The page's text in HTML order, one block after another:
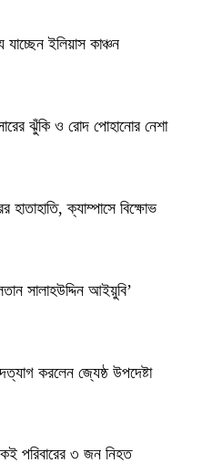
ইলিয়াস কাঞ্চন
ঝুঁকি ও রোদ পোহানোর নেশা
হাতাহাতি, ক্যাম্পাসে বিক্ষোভ
সালাহউদ্দিন আইয়ুবি’
করলেন জ্যেষ্ঠ উপদেষ্টা
পরিবারের ৩ জন নিহত